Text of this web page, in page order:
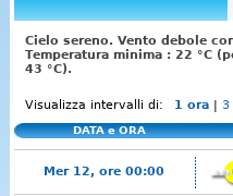
Cielo sereno. Vento debole
Temperatura minima : 22 °C
43 °C).
Visualizza intervalli di: 1 ora | 3
DATA e ORA
Mer 12, ore 00:00